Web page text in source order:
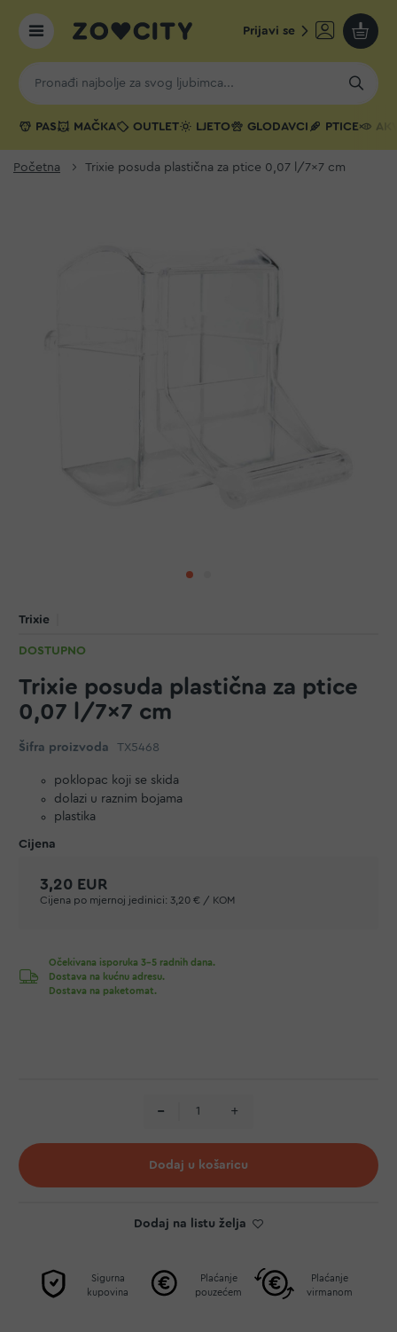
Prijavi se
Moja
PAS MAČKA OUTLET LJETO GLODAVCI PTICE
Početna Trixie posuda plastična za ptice 0,07 l/7x7 cm
Trixie
DOSTUPNO
Trixie posuda plastična za ptice
0,07 l/7x7 cm
Šifra proizvoda TX5468
poklopac koji se skida
dolazi u raznim bojama
plastika
3,20 EUR
Cijena po mjernoj jedinici: 3,20 € / KOM
Očekivana isporuka 3-5 radnih dana.
Dostava na kućnu adresu.
Dostava na paketomat.
Dodaj u košaricu
Dodaj na listu želja
Sigurna
kupovina
Plaćanje
pouzećem
Plaćanje
virmanom